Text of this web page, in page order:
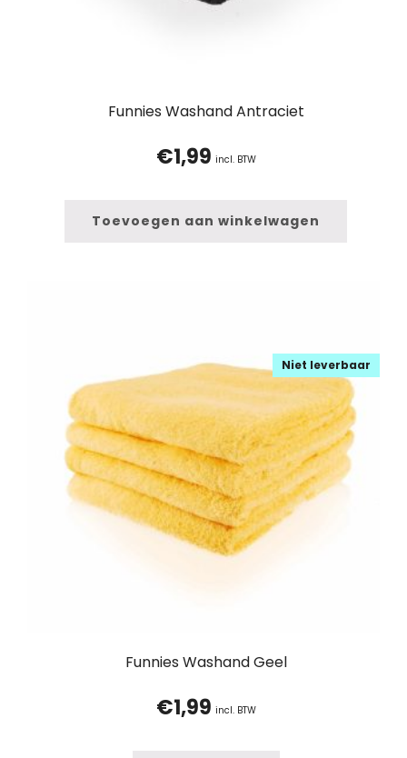
Funnies Washand Antraciet
€1,99 incl. BTW
Toevoegen aan winkelwagen
Funnies Washand Geel
Niet leverbaar
€1,99 incl. BTW